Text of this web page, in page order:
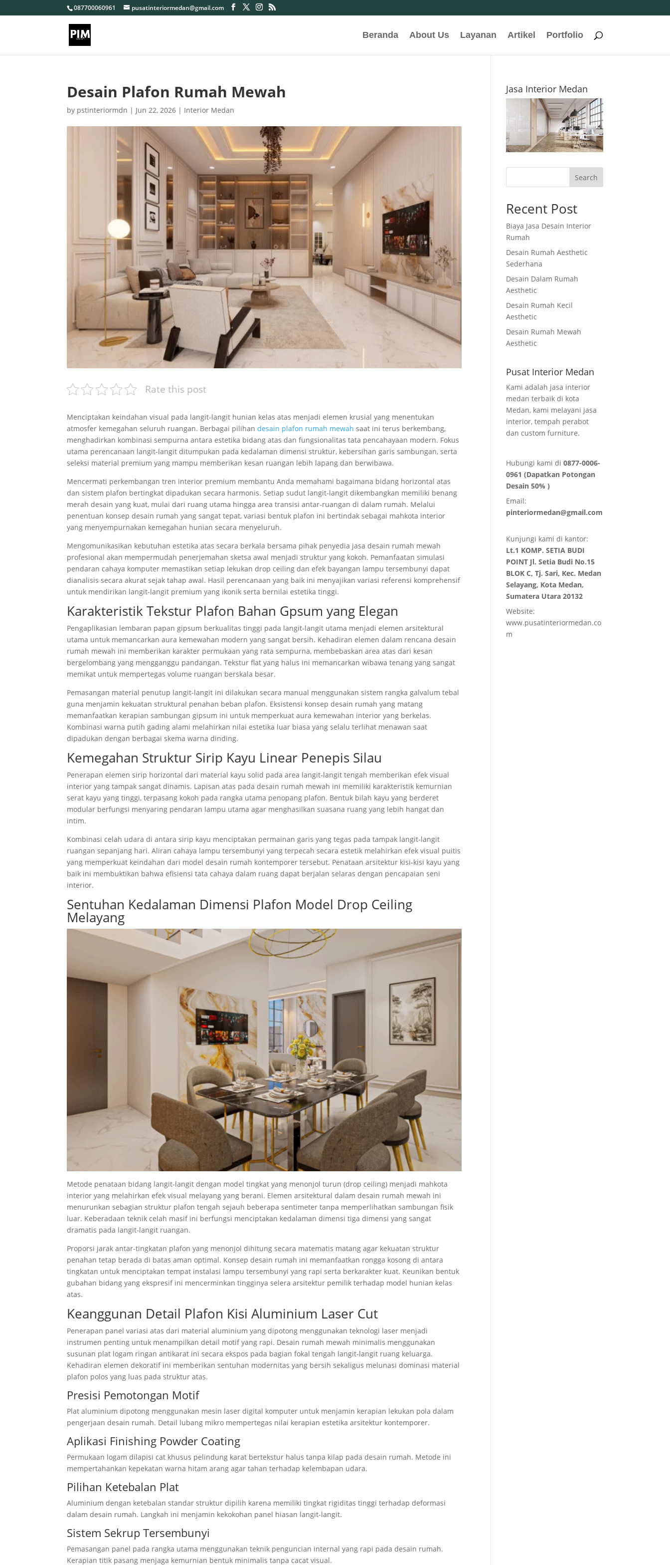
087700060961 pusatinteriormedan@gmail.com
Beranda About Us Layanan Artikel Portfolio
Desain Plafon Rumah Mewah
by pstinteriormdn | Jun 22, 2026 | Interior Medan
Rate this post
Menciptakan keindahan visual pada langit-langit hunian kelas atas menjadi elemen krusial yang menentukan
atmosfer kemegahan seluruh ruangan. Berbagai pilihandesain plafon rumah mewah saat ini terus berkembang,
menghadirkan kombinasi sempurna antara estetika bidang atas dan fungsionalitas tata pencahayaan modern. Fokus
utama perencanaan langit-langit ditumpukan pada kedalaman dimensi struktur, kebersihan garis sambungan, serta
seleksi material premium yang mampu memberikan kesan ruangan lebih lapang dan berwibawa.
Mencermati perkembangan tren interior premium membantu Anda memahami bagaimana bidang horizontal atas
dan sistem plafon bertingkat dipadukan secara harmonis. Setiap sudut langit-langit dikembangkan memiliki benang
merah desain yang kuat, mulai dari ruang utama hingga area transisi antar-ruangan di dalam rumah. Melalui
penentuan konsep desain rumah yang sangat tepat, variasi bentuk plafon ini bertindak sebagai mahkota interior
yang menyempurnakan kemegahan hunian secara menyeluruh.
Mengomunikasikan kebutuhan estetika atas secara berkala bersama pihak penyedia jasa desain rumah mewah
profesional akan mempermudah penerjemahan sketsa awal menjadi struktur yang kokoh. Pemanfaatan simulasi
pendaran cahaya komputer memastikan setiap lekukan drop ceiling dan efek bayangan lampu tersembunyi dapat
dianalisis secara akurat sejak tahap awal. Hasil perencanaan yang baik ini menyajikan variasi referensi komprehensif
untuk mendirikan langit-langit premium yang ikonik serta bernilai estetika tinggi.
Karakteristik Tekstur Plafon Bahan Gpsum yang Elegan
Pengaplikasian lembaran papan gipsum berkualitas tinggi pada langit-langit utama menjadi elemen arsitektural
utama untuk memancarkan aura kemewahan modern yang sangat bersih. Kehadiran elemen dalam rencana desain
rumah mewah ini memberikan karakter permukaan yang rata sempurna, membebaskan area atas dari kesan
bergelombang yang mengganggu pandangan. Tekstur flat yang halus ini memancarkan wibawa tenang yang sangat
memikat untuk mempertegas volume ruangan berskala besar.
Pemasangan material penutup langit-langit ini dilakukan secara manual menggunakan sistem rangka galvalum tebal
guna menjamin kekuatan struktural penahan beban plafon. Eksistensi konsep desain rumah yang matang
memanfaatkan kerapian sambungan gipsum ini untuk memperkuat aura kemewahan interior yang berkelas.
Kombinasi warna putih gading alami melahirkan nilai estetika luar biasa yang selalu terlihat menawan saat
dipadukan dengan berbagai skema warna dinding.
Kemegahan Struktur Sirip Kayu Linear Penepis Silau
Penerapan elemen sirip horizontal dari material kayu solid pada area langit-langit tengah memberikan efek visual
interior yang tampak sangat dinamis. Lapisan atas pada desain rumah mewah ini memiliki karakteristik kemurnian
serat kayu yang tinggi, terpasang kokoh pada rangka utama penopang plafon. Bentuk bilah kayu yang berderet
modular berfungsi menyaring pendaran lampu utama agar menghasilkan suasana ruang yang lebih hangat dan
intim.
Kombinasi celah udara di antara sirip kayu menciptakan permainan garis yang tegas pada tampak langit-langit
ruangan sepanjang hari. Aliran cahaya lampu tersembunyi yang terpecah secara estetik melahirkan efek visual puitis
yang memperkuat keindahan dari model desain rumah kontemporer tersebut. Penataan arsitektur kisi-kisi kayu yang
baik ini membuktikan bahwa efisiensi tata cahaya dalam ruang dapat berjalan selaras dengan pencapaian seni
interior.
Sentuhan Kedalaman Dimensi Plafon Model Drop Ceiling
Melayang
Metode penataan bidang langit-langit dengan model tingkat yang menonjol turun (drop ceiling) menjadi mahkota
interior yang melahirkan efek visual melayang yang berani. Elemen arsitektural dalam desain rumah mewah ini
menurunkan sebagian struktur plafon tengah sejauh beberapa sentimeter tanpa memperlihatkan sambungan fisik
luar. Keberadaan teknik celah masif ini berfungsi menciptakan kedalaman dimensi tiga dimensi yang sangat
dramatis pada langit-langit ruangan.
Proporsi jarak antar-tingkatan plafon yang menonjol dihitung secara matematis matang agar kekuatan struktur
penahan tetap berada di batas aman optimal. Konsep desain rumah ini memanfaatkan rongga kosong di antara
tingkatan untuk menciptakan tempat instalasi lampu tersembunyi yang rapi serta berkarakter kuat. Keunikan bentuk
gubahan bidang yang ekspresif ini mencerminkan tingginya selera arsitektur pemilik terhadap model hunian kelas
atas.
Keanggunan Detail Plafon Kisi Aluminium Laser Cut
Penerapan panel variasi atas dari material aluminium yang dipotong menggunakan teknologi laser menjadi
instrumen penting untuk menampilkan detail motif yang rapi. Desain rumah mewah minimalis menggunakan
susunan plat logam ringan antikarat ini secara ekspos pada bagian fokal tengah langit-langit ruang keluarga.
Kehadiran elemen dekoratif ini memberikan sentuhan modernitas yang bersih sekaligus melunasi dominasi material
plafon polos yang luas pada struktur atas.
Presisi Pemotongan Motif
Plat aluminium dipotong menggunakan mesin laser digital komputer untuk menjamin kerapian lekukan pola dalam
pengerjaan desain rumah. Detail lubang mikro mempertegas nilai kerapian estetika arsitektur kontemporer.
Aplikasi Finishing Powder Coating
Permukaan logam dilapisi cat khusus pelindung karat bertekstur halus tanpa kilap pada desain rumah. Metode ini
mempertahankan kepekatan warna hitam arang agar tahan terhadap kelembapan udara.
Pilihan Ketebalan Plat
Aluminium dengan ketebalan standar struktur dipilih karena memiliki tingkat rigiditas tinggi terhadap deformasi
dalam desain rumah. Langkah ini menjamin kekokohan panel hiasan langit-langit.
Sistem Sekrup Tersembunyi
Pemasangan panel pada rangka utama menggunakan teknik penguncian internal yang rapi pada desain rumah.
Kerapian titik pasang menjaga kemurnian bentuk minimalis tanpa cacat visual.
Jasa Interior Medan
Search
Recent Post
Biaya Jasa Desain Interior
Rumah
Desain Rumah Aesthetic
Sederhana
Desain Dalam Rumah
Aesthetic
Desain Rumah Kecil
Aesthetic
Desain Rumah Mewah
Aesthetic
Pusat Interior Medan
Kami adalah jasa interior
medan terbaik di kota
Medan, kami melayani jasa
interior, tempah perabot
dan custom furniture.
Hubungi kami di0877-0006-
0961 (Dapatkan Potongan
Desain 50% )
Email:
pinteriormedan@gmail.com
Kunjungi kami di kantor:
Lt.1 KOMP. SETIA BUDI
POINT Jl. Setia Budi No.15
BLOK C, Tj. Sari, Kec. Medan
Selayang, Kota Medan,
Sumatera Utara 20132
Website:
www.pusatinteriormedan.co
m